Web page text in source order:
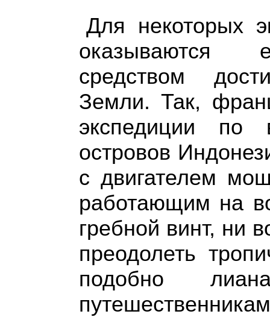
Для некоторых
оказываются
средством
Земли. Так,
экспедиции по
островов
с двигателем
работающим на
гребной винт, ни
преодолеть
подобно